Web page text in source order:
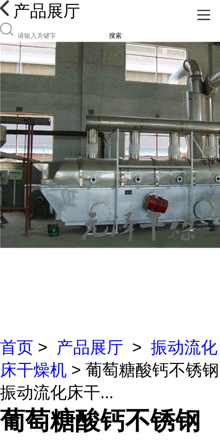
产品展厅
搜索
首页 > 产品展厅 > 振动流化
床干燥机 > 葡萄糖酸钙不锈钢
振动流化床干...
葡萄糖酸钙不锈钢